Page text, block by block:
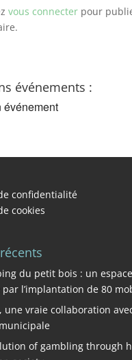
vous connecterpour
événements :
événement
confidentialité
cookies
du petit bois : un
par l’implantation de 80
une vraie collaboration
of gambling through